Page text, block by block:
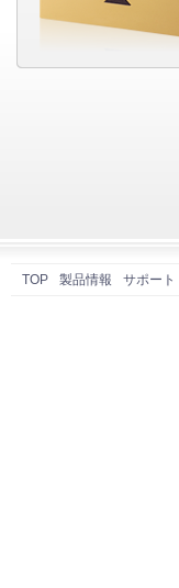
TOP 製品情報 サポート